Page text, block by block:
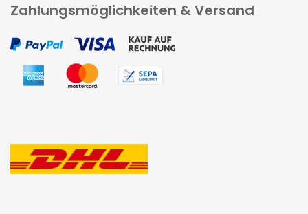
Zahlungsmöglichkeiten & Versand